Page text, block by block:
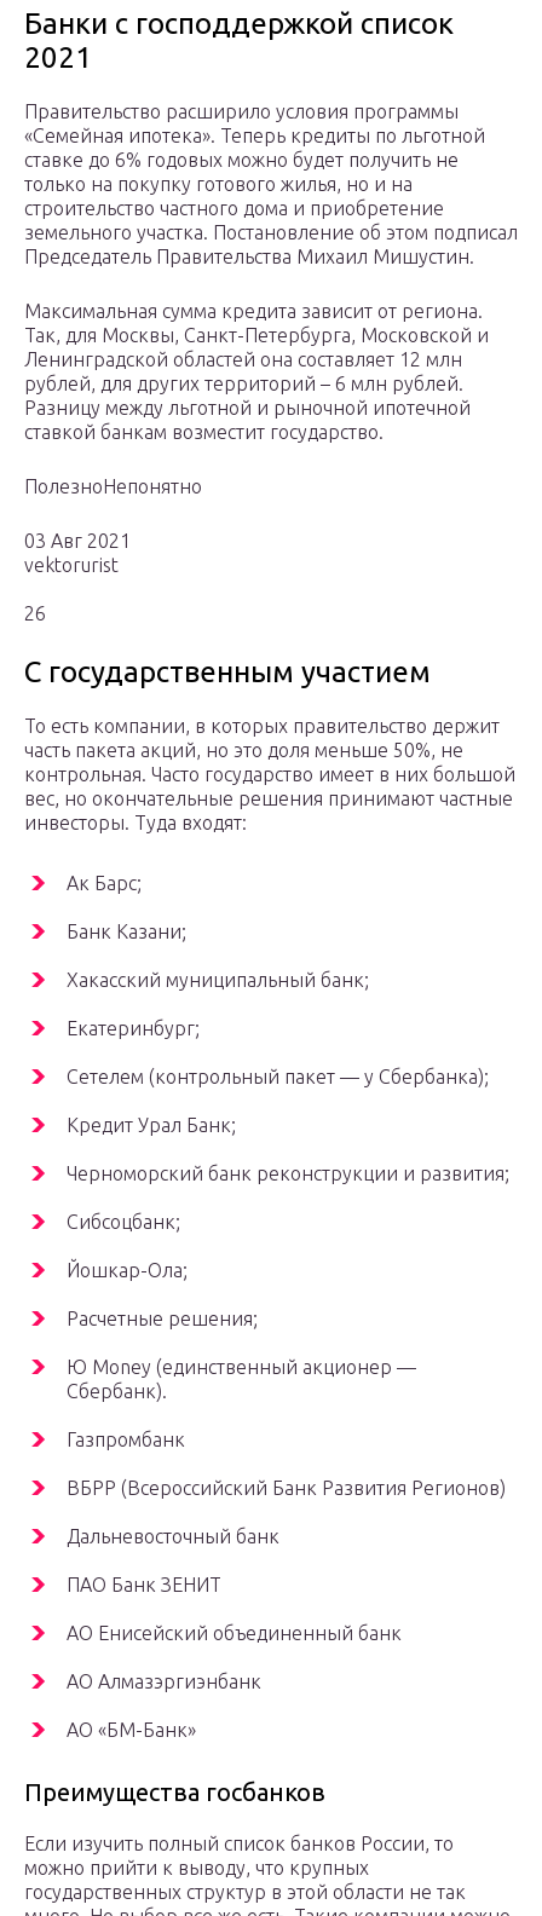
Банки с господдержкой список
2021
Правительство расширило условия программы
«Семейная ипотека». Теперь кредиты по льготной
ставке до 6% годовых можно будет получить не
только на покупку готового жилья, но и на
строительство частного дома и приобретение
земельного участка. Постановление об этом подписал
Председатель Правительства Михаил Мишустин.
Максимальная сумма кредита зависит от региона.
Так, для Москвы, Санкт-Петербурга, Московской и
Ленинградской областей она составляет 12 млн
рублей, для других территорий – 6 млн рублей.
Разницу между льготной и рыночной ипотечной
ставкой банкам возместит государство.
ПолезноНепонятно
03 Авг 2021
vektorurist
26
С государственным участием
То есть компании, в которых правительство держит
часть пакета акций, но это доля меньше 50%, не
контрольная. Часто государство имеет в них большой
вес, но окончательные решения принимают частные
инвесторы. Туда входят:
Ак Барс;
Банк Казани;
Хакасский муниципальный банк;
Екатеринбург;
Сетелем (контрольный пакет — у Сбербанка);
Кредит Урал Банк;
Черноморский банк реконструкции и развития;
Сибсоцбанк;
Йошкар-Ола;
Расчетные решения;
Ю Money (единственный акционер —
Сбербанк).
Газпромбанк
ВБРР (Всероссийский Банк Развития Регионов)
Дальневосточный банк
ПАО Банк ЗЕНИТ
АО Енисейский объединенный банк
АО Алмазэргиэнбанк
АО «БМ-Банк»
Преимущества госбанков
Если изучить полный список банков России, то
можно прийти к выводу, что крупных
государственных структур в этой области не так